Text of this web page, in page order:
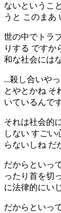
ないというこ
うと このまあ
世の中でトラ
りする ですか
和な社会には
...殺し合いや
とやとかね そ
いているんで
それは社会的
しない すごい
らないしね だ
だからといっ
ったり首を切
に法律的にい
だからといっ